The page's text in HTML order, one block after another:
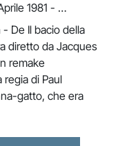
1981 - …
- De Il bacio della
diretto da Jacques
remake
di Paul
gatto, che era